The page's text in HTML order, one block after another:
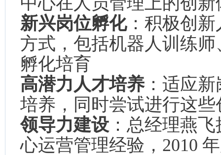
新兴岗位孵化：积极创
方式，包括机器人训练
孵化培育
高潜力人才培养：适应新
培养，同时尝试进行这
领导力建设 ：总经理燕
心运营管理经验，2010